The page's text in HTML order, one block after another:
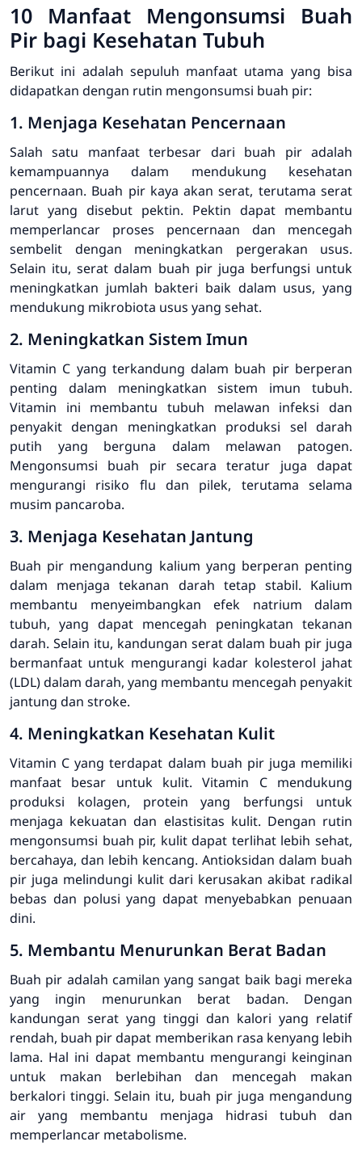
10 Manfaat Mengonsumsi Buah
Pir bagi Kesehatan Tubuh
Berikut ini adalah sepuluh manfaat utama yang bisa
didapatkan dengan rutin mengonsumsi buah pir:
1. Menjaga Kesehatan Pencernaan
Salah satu manfaat terbesar dari buah pir adalah
kemampuannya dalam mendukung kesehatan
pencernaan. Buah pir kaya akan serat, terutama serat
larut yang disebut pektin. Pektin dapat membantu
memperlancar proses pencernaan dan mencegah
sembelit dengan meningkatkan pergerakan usus.
Selain itu, serat dalam buah pir juga berfungsi untuk
meningkatkan jumlah bakteri baik dalam usus, yang
mendukung mikrobiota usus yang sehat.
2. Meningkatkan Sistem Imun
Vitamin C yang terkandung dalam buah pir berperan
penting dalam meningkatkan sistem imun tubuh.
Vitamin ini membantu tubuh melawan infeksi dan
penyakit dengan meningkatkan produksi sel darah
putih yang berguna dalam melawan patogen.
Mengonsumsi buah pir secara teratur juga dapat
mengurangi risiko flu dan pilek, terutama selama
musim pancaroba.
3. Menjaga Kesehatan Jantung
Buah pir mengandung kalium yang berperan penting
dalam menjaga tekanan darah tetap stabil. Kalium
membantu menyeimbangkan efek natrium dalam
tubuh, yang dapat mencegah peningkatan tekanan
darah. Selain itu, kandungan serat dalam buah pir juga
bermanfaat untuk mengurangi kadar kolesterol jahat
(LDL) dalam darah, yang membantu mencegah penyakit
jantung dan stroke.
4. Meningkatkan Kesehatan Kulit
Vitamin C yang terdapat dalam buah pir juga memiliki
manfaat besar untuk kulit. Vitamin C mendukung
produksi kolagen, protein yang berfungsi untuk
menjaga kekuatan dan elastisitas kulit. Dengan rutin
mengonsumsi buah pir, kulit dapat terlihat lebih sehat,
bercahaya, dan lebih kencang. Antioksidan dalam buah
pir juga melindungi kulit dari kerusakan akibat radikal
bebas dan polusi yang dapat menyebabkan penuaan
dini.
5. Membantu Menurunkan Berat Badan
Buah pir adalah camilan yang sangat baik bagi mereka
yang ingin menurunkan berat badan. Dengan
kandungan serat yang tinggi dan kalori yang relatif
rendah, buah pir dapat memberikan rasa kenyang lebih
lama. Hal ini dapat membantu mengurangi keinginan
untuk makan berlebihan dan mencegah makan
berkalori tinggi. Selain itu, buah pir juga mengandung
air yang membantu menjaga hidrasi tubuh dan
memperlancar metabolisme.